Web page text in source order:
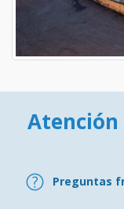
Atención
Preguntas